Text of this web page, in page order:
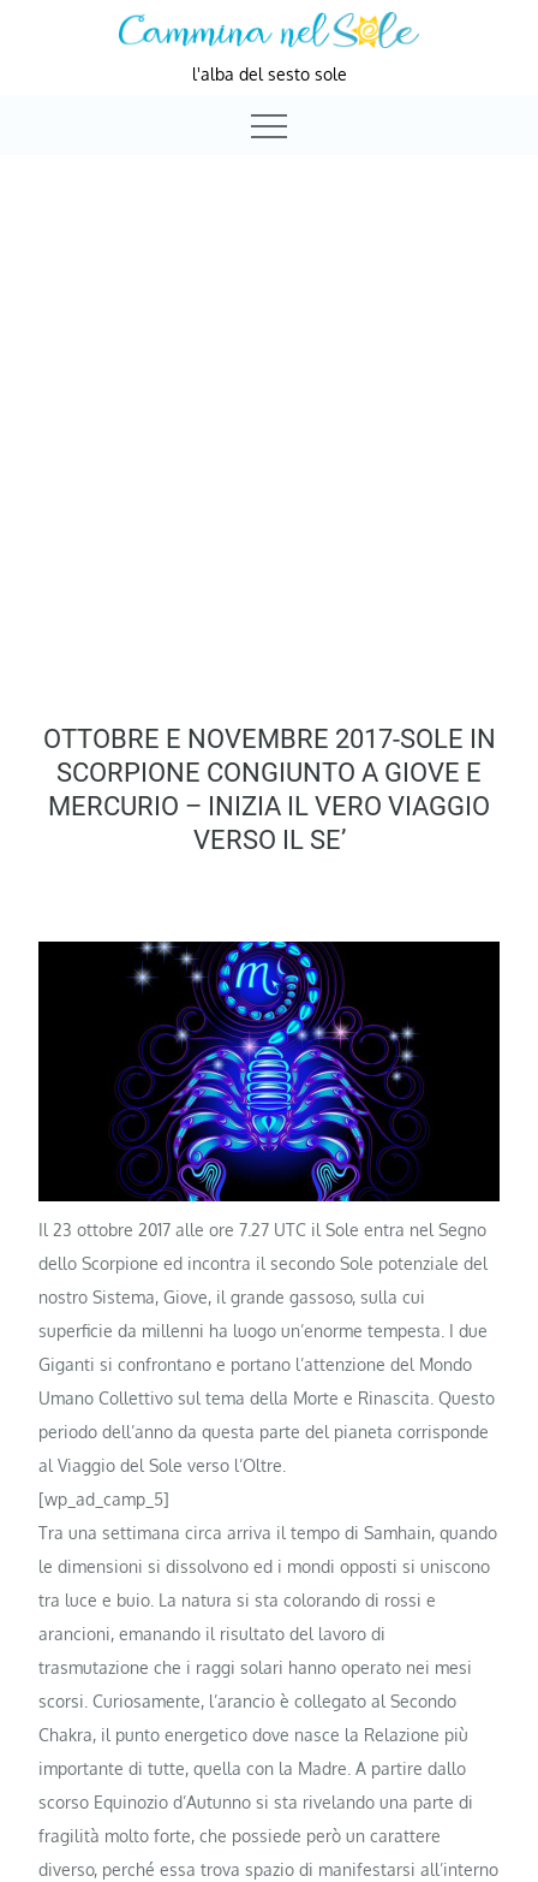
l'alba del sesto sole
OTTOBRE E NOVEMBRE 2017-SOLE IN
SCORPIONE CONGIUNTO A GIOVE E
MERCURIO – INIZIA IL VERO VIAGGIO
VERSO IL SE’
Il 23 ottobre 2017 alle ore 7.27 UTC il Sole entra nel Segno
dello Scorpione ed incontra il secondo Sole potenziale del
nostro Sistema, Giove, il grande gassoso, sulla cui
superficie da millenni ha luogo un’enorme tempesta. I due
Giganti si confrontano e portano l’attenzione del Mondo
Umano Collettivo sul tema della Morte e Rinascita. Questo
periodo dell’anno da questa parte del pianeta corrisponde
al Viaggio del Sole verso l’Oltre.
[wp_ad_camp_5]
Tra una settimana circa arriva il tempo di Samhain, quando
le dimensioni si dissolvono ed i mondi opposti si uniscono
tra luce e buio. La natura si sta colorando di rossi e
arancioni, emanando il risultato del lavoro di
trasmutazione che i raggi solari hanno operato nei mesi
scorsi. Curiosamente, l’arancio è collegato al Secondo
Chakra, il punto energetico dove nasce la Relazione più
importante di tutte, quella con la Madre. A partire dallo
scorso Equinozio d’Autunno si sta rivelando una parte di
fragilità molto forte, che possiede però un carattere
diverso, perché essa trova spazio di manifestarsi all’interno